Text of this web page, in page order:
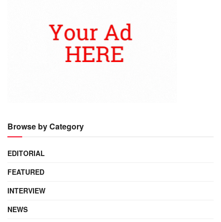
Browse by Category
EDITORIAL
FEATURED
INTERVIEW
NEWS